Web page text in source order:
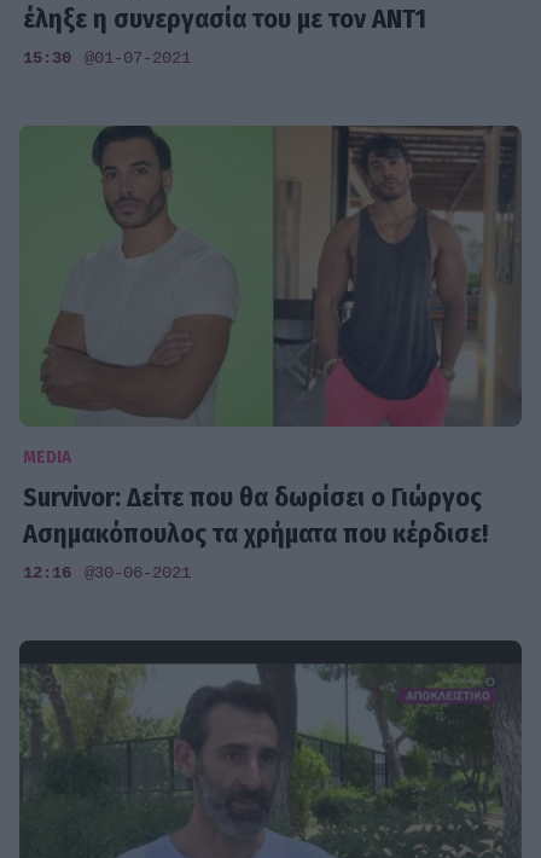
έληξε η συνεργασία του με τον ΑΝΤ1
15:30 @01-07-2021
MEDIA
Survivor: Δείτε που θα δωρίσει ο Γιώργος
Ασημακόπουλος τα χρήματα που κέρδισε!
12:16 @30-06-2021